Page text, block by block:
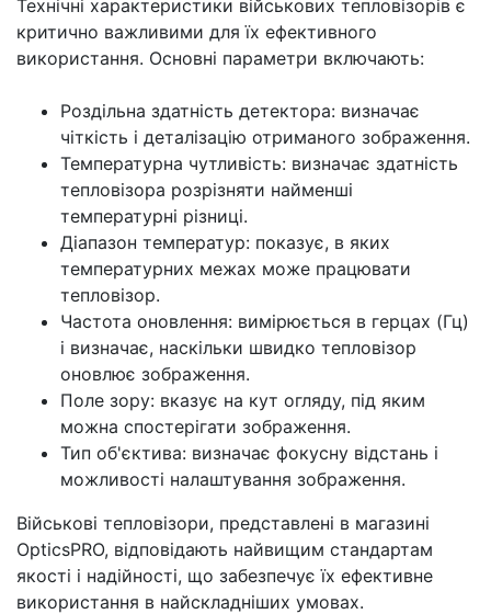
Технічні характеристики військових тепловізорів є
критично важливими для їх ефективного
використання. Основні параметри включають:
Роздільна здатність детектора: визначає
чіткість і деталізацію отриманого зображення.
Температурна чутливість: визначає здатність
тепловізора розрізняти найменші
температурні різниці.
Діапазон температур: показує, в яких
температурних межах може працювати
тепловізор.
Частота оновлення: вимірюється в герцах (Гц)
і визначає, наскільки швидко тепловізор
оновлює зображення.
Поле зору: вказує на кут огляду, під яким
можна спостерігати зображення.
Тип об'єктива: визначає фокусну відстань і
можливості налаштування зображення.
Військові тепловізори, представлені в магазині
OpticsPRO, відповідають найвищим стандартам
якості і надійності, що забезпечує їх ефективне
використання в найскладніших умовах.